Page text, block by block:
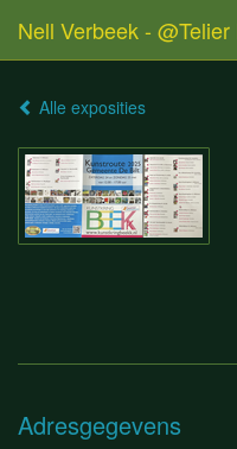
Alle exposities
Adresgegevens